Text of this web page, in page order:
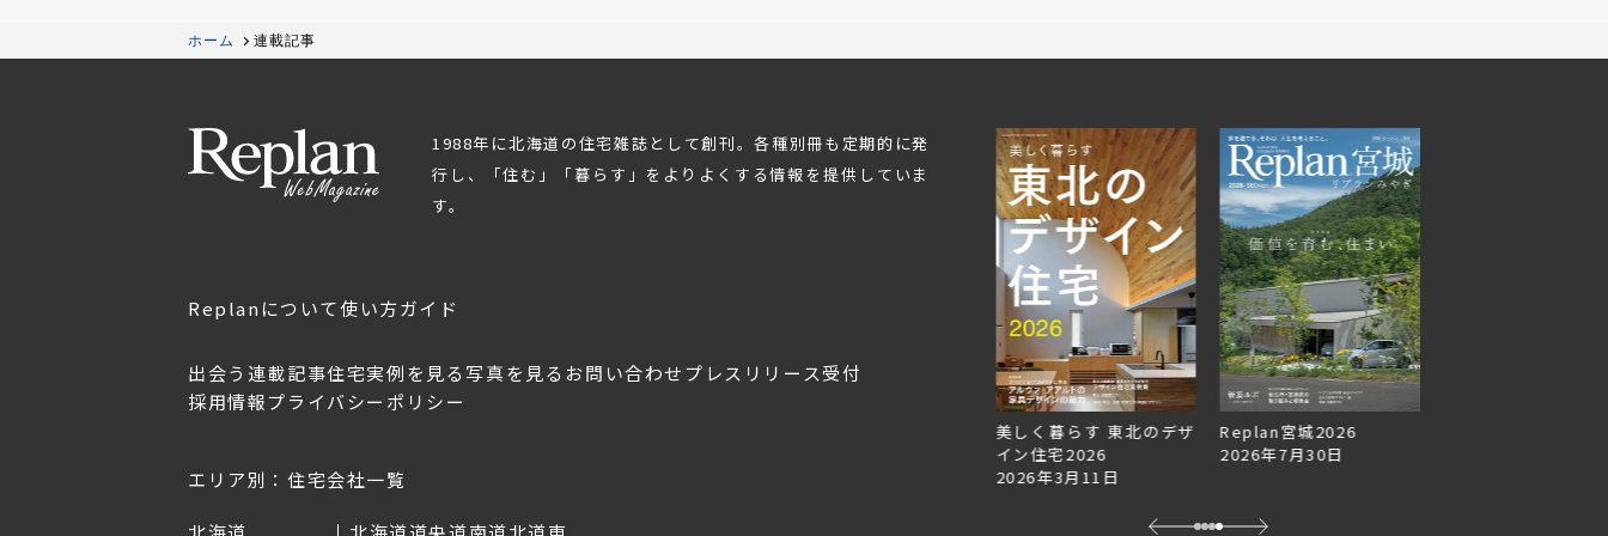
ホーム 連載記事
1988年に北海道の住宅雑誌として創刊。各種別冊も定期的に発
行し、「住む」「暮らす」をよりよくする情報を提供していま
す。
Replanについて使い方ガイド
出会う 連載記事住宅実例を見る写真を見る お問い合わせ プレスリリース受付
採用情報プライバシーポリシー
エリア別：住宅会社一覧
2026年3月11日
美しく暮らす 東北のデザ
イン住宅2026
2026年3月11日
Replan宮城2026
2026年7月30日